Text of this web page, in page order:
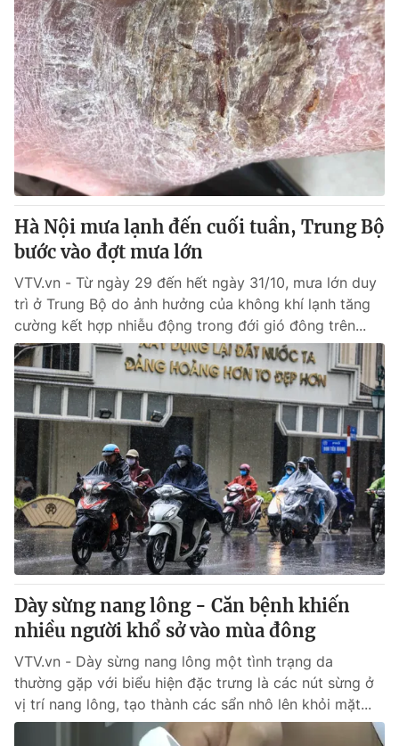
Hà Nội mưa lạnh đến cuối tuần, Trung Bộ
bước vào đợt mưa lớn
VTV.vn - Từ ngày 29 đến hết ngày 31/10, mưa lớn duy
trì ở Trung Bộ do ảnh hưởng của không khí lạnh tăng
cường kết hợp nhiễu động trong đới gió đông trên...
Dày sừng nang lông - Căn bệnh khiến
nhiều người khổ sở vào mùa đông
VTV.vn - Dày sừng nang lông một tình trạng da
thường gặp với biểu hiện đặc trưng là các nút sừng ở
vị trí nang lông, tạo thành các sẩn nhô lên khỏi mặt...